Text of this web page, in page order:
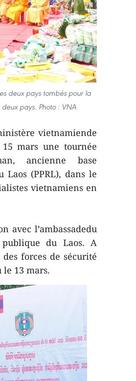
deux pays tombés pour la
pays. Photo : VNA
vietnamiende
mars une tournée
ancienne base
(PPRL), dans le
vietnamiens en
avec l’ambassadedu
du Laos. A
forces de sécurité
13 mars.